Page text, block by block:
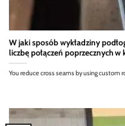
W jaki sposób wykładziny
liczbę połączeń poprzecznych w
You reduce cross seams by using custom